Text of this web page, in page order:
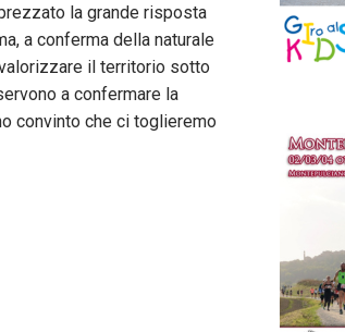
la grande risposta
a conferma della naturale
il territorio sotto
a confermare la
convinto che ci toglieremo